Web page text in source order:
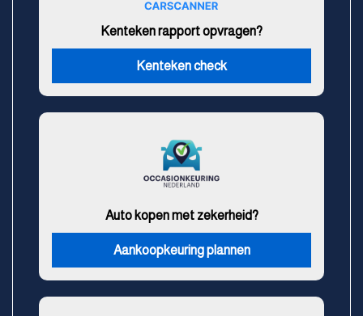
Kenteken rapport opvragen?
Kenteken check
Auto kopen met zekerheid?
Aankoopkeuring plannen